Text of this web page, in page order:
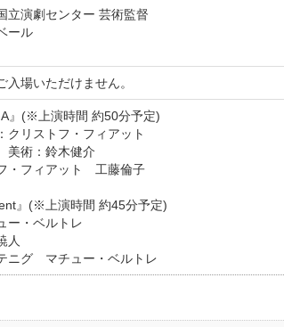
立演劇センター 芸術監督
ール
入場いただけません。
』(※上演時間 約50分予定)
クリストフ・フィアット
術：鈴木健介
・フィアット 工藤倫子
』(※上演時間 約45分予定)
ー・ベルトレ
人
ニグ マチュー・ベルトレ